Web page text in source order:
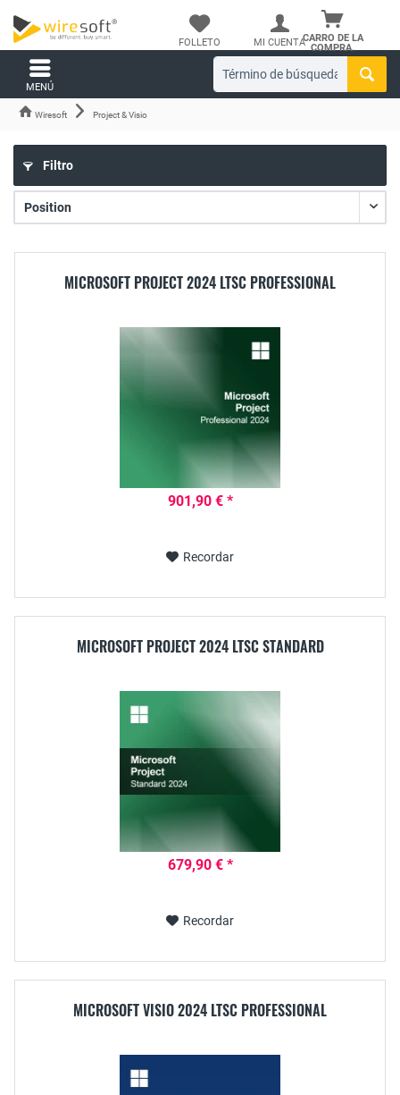
CARRO DE LA
COMPRA.
FOLLETO MI CUENTA
MENÚ
Wiresoft Project & Visio
Filtro
MICROSOFT PROJECT 2024 LTSC PROFESSIONAL
901,90 € *
Recordar
MICROSOFT PROJECT 2024 LTSC STANDARD
679,90 € *
Recordar
MICROSOFT VISIO 2024 LTSC PROFESSIONAL